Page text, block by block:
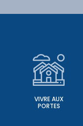
VIVRE AUX
PORTES